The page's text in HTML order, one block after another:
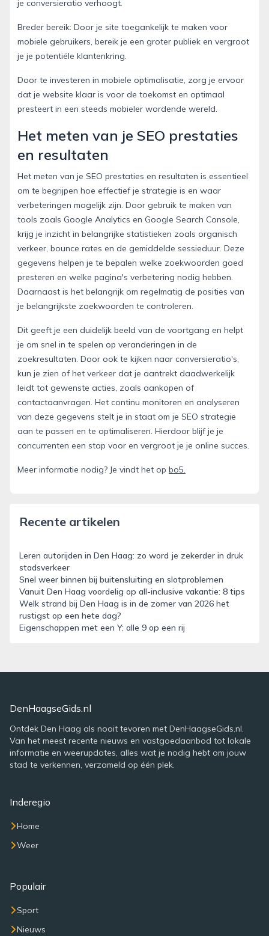
je conversieratio verhoogt.
Breder bereik: Door je site toegankelijk te maken voor
mobiele gebruikers, bereik je een groter publiek en vergroot
je je potentiële klantenkring.
Door te investeren in mobiele optimalisatie, zorg je ervoor
dat je website klaar is voor de toekomst en optimaal
presteert in een steeds mobieler wordende wereld.
Het meten van je SEO prestaties
en resultaten
Het meten van je SEO prestaties en resultaten is essentieel
om te begrijpen hoe effectief je strategie is en waar
verbeteringen mogelijk zijn. Door gebruik te maken van
tools zoals Google Analytics en Google Search Console,
krijg je inzicht in belangrijke statistieken zoals organisch
verkeer, bounce rates en de gemiddelde sessieduur. Deze
gegevens helpen je te bepalen welke zoekwoorden goed
presteren en welke pagina's verbetering nodig hebben.
Daarnaast is het belangrijk om regelmatig de posities van
je belangrijkste zoekwoorden te controleren.
Dit geeft je een duidelijk beeld van de voortgang en helpt
je om snel in te spelen op veranderingen in de
zoekresultaten. Door ook te kijken naar conversieratio's,
kun je zien of het verkeer dat je aantrekt daadwerkelijk
leidt tot gewenste acties, zoals aankopen of
contactaanvragen. Het continu monitoren en analyseren
van deze gegevens stelt je in staat om je SEO strategie
aan te passen en te optimaliseren. Hierdoor blijf je je
concurrenten een stap voor en vergroot je je online succes.
Meer informatie nodig? Je vindt het op bo5.
Recente artikelen
Leren autorijden in Den Haag: zo word je zekerder in druk
stadsverkeer
Snel weer binnen bij buitensluiting en slotproblemen
Vanuit Den Haag voordelig op all-inclusive vakantie: 8 tips
Welk strand bij Den Haag is in de zomer van 2026 het
rustigst op een hete dag?
Eigenschappen met een Y: alle 9 op een rij
DenHaagseGids.nl
Ontdek Den Haag als nooit tevoren met DenHaagseGids.nl.
Van het meest recente nieuws en vastgoedaanbod tot lokale
informatie en weerupdates, alles wat je nodig hebt om jouw
stad te verkennen, verzameld op één plek.
Inderegio
Home
Weer
Populair
Sport
Nieuws